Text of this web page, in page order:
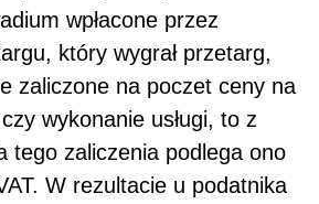
wpłacone przez
który wygrał przetarg,
zaliczone na poczet ceny na
wykonanie usługi, to z
tego zaliczenia podlega ono
W rezultacie u podatnika